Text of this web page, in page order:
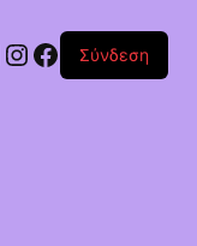
Instagram
Facebook
Σύνδεση